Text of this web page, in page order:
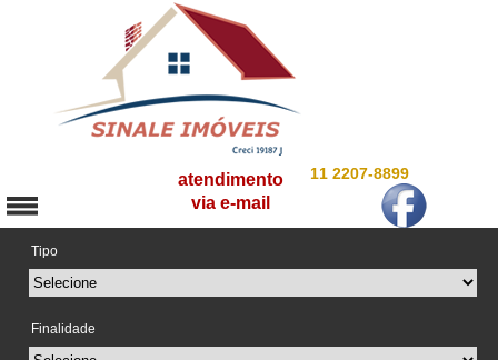
11 2207-8899
atendimento
via e-mail
Tipo
Finalidade